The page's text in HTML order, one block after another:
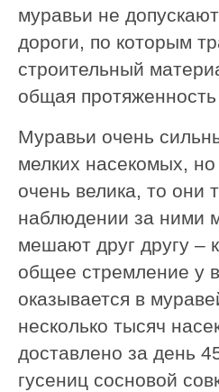
муравьи не
дороги, по которым
строительный
общая
Муравьи очень
мелких насекомых,
очень велика, то они
наблюдении за ними
мешают друг другу –
общее стремление у
оказывается в
несколько тысяч
доставлено за день
гусениц сосновой